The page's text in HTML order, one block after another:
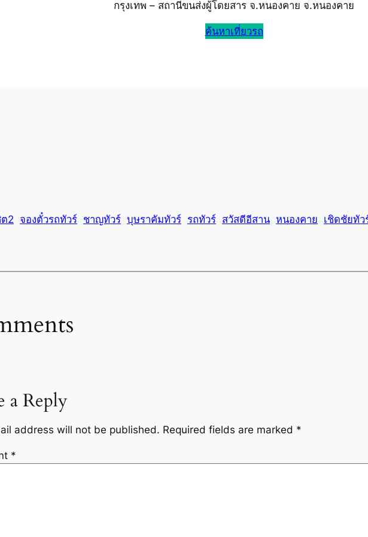
กรุงเทพ – สถานีขนส่งผู้โดยสาร จ.หนองคาย จ.หนองคาย
ค้นหาเที่ยวรถ
2 จองตั๋วรถทัวร์ ชาญทัวร์ บุษราคัมทัวร์ รถทัวร์ สวัสดีอีสาน หนองคาย เชิดชัยทัว
a Reply
address will not be published. Required fields are marked *
*